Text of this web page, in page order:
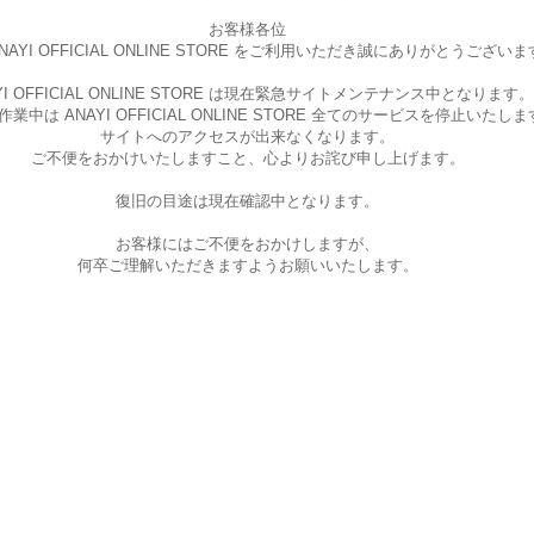
お客様各位
OFFICIAL ONLINE STORE をご利用いただき誠にありがとうございま
OFFICIAL ONLINE STORE は現在緊急サイトメンテナンス中となります。
業中は ANAYI OFFICIAL ONLINE STORE 全てのサービスを停止いたしま
サイトへのアクセスが出来なくなります。
ご不便をおかけいたしますこと、 心よりお詫び申し上げます。
復旧の目途は現在確認中となります。
お客様にはご不便をおかけしますが、
何卒ご理解いただきますようお願いいたします。